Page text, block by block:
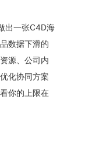
出一张C4D海
数据下滑的
源、公司内
化协同方案
你的上限在